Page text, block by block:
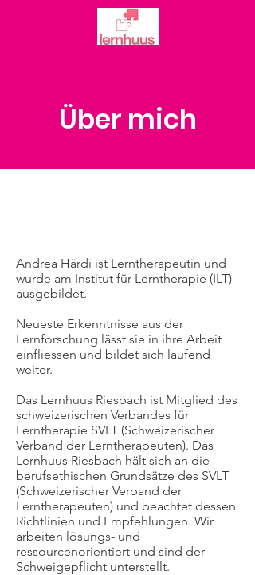
Über mich
Andrea Härdi ist Lerntherapeutin und
wurde am Institut für Lerntherapie (ILT)
ausgebildet.
Neueste Erkenntnisse aus der
Lernforschung lässt sie in ihre Arbeit
einfliessen und bildet sich laufend
weiter.
Das Lernhuus Riesbach ist Mitglied des
schweizerischen Verbandes für
Lerntherapie SVLT (Schweizerischer
Verband der Lerntherapeuten). Das
Lernhuus Riesbach hält sich an die
berufsethischen Grundsätze des SVLT
(Schweizerischer Verband der
Lerntherapeuten) und beachtet dessen
Richtlinien und Empfehlungen. Wir
arbeiten lösungs- und
ressourcenorientiert und sind der
Schweigepflicht unterstellt.